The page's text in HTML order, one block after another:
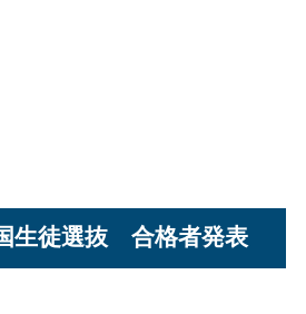
生徒選抜 合格者発表